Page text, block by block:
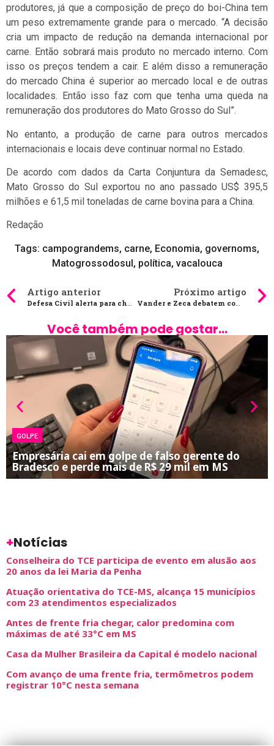
produtores, já que a composição de preço do boi-China tem
um peso extremamente grande para o mercado. “A decisão
cria um impacto de redução na demanda internacional por
carne. Então sobrará mais produto no mercado interno. Com
isso os preços tendem a cair. E além disso a remuneração
do mercado China é superior ao mercado local e de outras
localidades. Então isso faz com que tenha uma queda na
remuneração dos produtores do Mato Grosso do Sul”.
No entanto, a produção de carne para outros mercados
internacionais e locais deve continuar normal no Estado.
De acordo com dados da Carta Conjuntura da Semadesc,
Mato Grosso do Sul exportou no ano passado US$ 395,5
milhões e 61,5 mil toneladas de carne bovina para a China.
Redação
Tags: campograndems, carne, Economia, governoms,
Matogrossodosul, política, vacalouca
Artigo anterior
Defesa Civil alerta para chuvas fortes e alagamentos em Bonito
Próximo artigo
Vander e Zeca debatem com Hélio Peluffo estratégias para agilizar licenciamento ambiental da Sul-Fronteira
Você também pode gostar...
GOLPE
Empresária cai em golpe de falso gerente do
Bradesco e perde mais de R$ 29 mil em MS
+Notícias
Conselheira do TCE participa de evento em alusão aos
20 anos da lei Maria da Penha
Atuação orientativa do TCE-MS, alcança 15 municípios
com 23 atendimentos especializados
Antes de frente fria chegar, calor predomina com
máximas de até 33°C em MS
Casa da Mulher Brasileira da Capital é modelo nacional
Com avanço de uma frente fria, termômetros podem
registrar 10°C nesta semana